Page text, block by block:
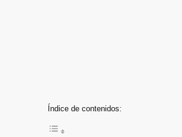
Índice de contenidos: